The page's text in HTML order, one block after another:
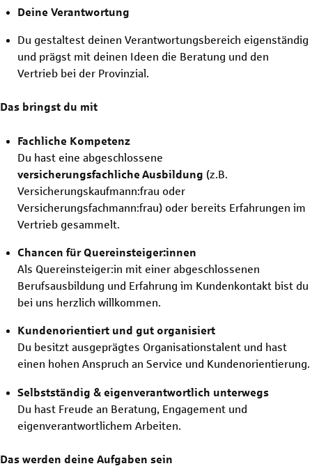
Deine Verantwortung
Du gestaltest deinen Verantwortungsbereich eigenständig
und prägst mit deinen Ideen die Beratung und den
Vertrieb bei der Provinzial.
Das bringst du mit
Fachliche Kompetenz
Du hast eine abgeschlossene
versicherungsfachliche Ausbildung (z.B.
Versicherungskaufmann:frau oder
Versicherungsfachmann:frau) oder bereits Erfahrungen im
Vertrieb gesammelt.
Chancen für Quereinsteiger:innen
Als Quereinsteiger:in mit einer abgeschlossenen
Berufsausbildung und Erfahrung im Kundenkontakt bist du
bei uns herzlich willkommen.
Kundenorientiert und gut organisiert
Du besitzt ausgeprägtes Organisationstalent und hast
einen hohen Anspruch an Service und Kundenorientierung.
Selbstständig & eigenverantwortlich unterwegs
Du hast Freude an Beratung, Engagement und
eigenverantwortlichem Arbeiten.
Das werden deine Aufgaben sein